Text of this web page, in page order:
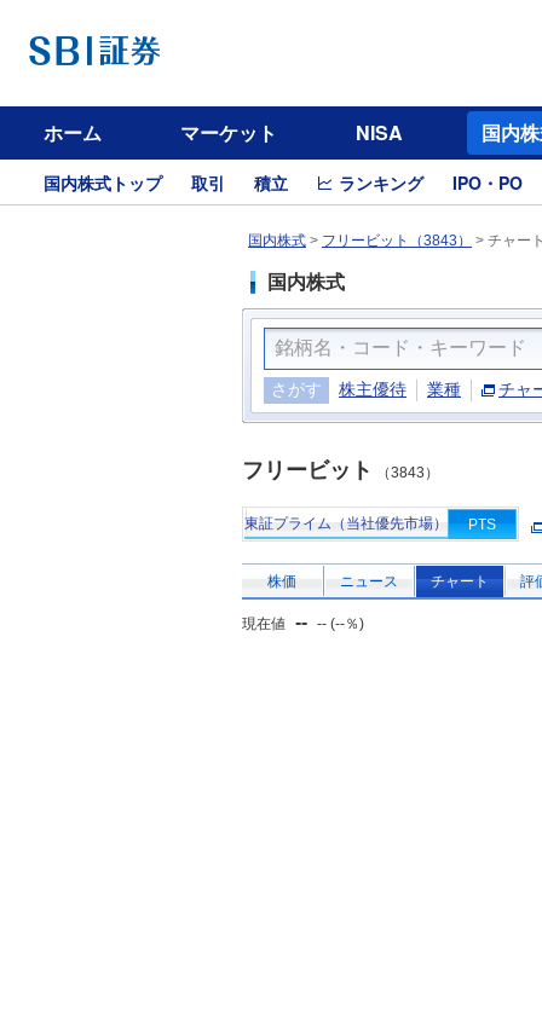
ホーム マーケット NISA 国内
国内株式トップ 取引 積立 ランキング IPO・PO
国内株式 > フリービット（3843） > チャー
国内株式
さがす 株主優待 業種 チャ
フリービット （3843）
東証プライム（当社優先市場） PTS
株価 ニュース チャート 評
現在値 -- -- (--％)